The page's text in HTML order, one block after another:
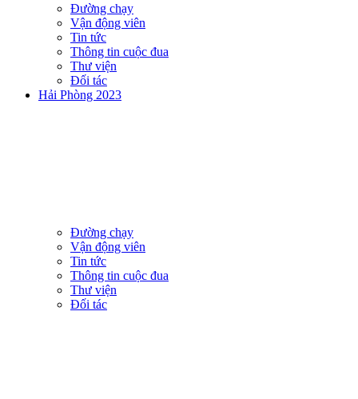
Đường chạy
Vận động viên
Tin tức
Thông tin cuộc đua
Thư viện
Đối tác
Hải Phòng 2023
Đường chạy
Vận động viên
Tin tức
Thông tin cuộc đua
Thư viện
Đối tác